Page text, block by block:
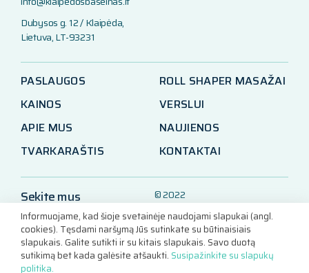
Dubysos g. 12 / Klaipėda,
Lietuva, LT-93231
PASLAUGOS
KAINOS
APIE MUS
TVARKARAŠTIS
ROLL SHAPER MASAŽAI
VERSLUI
NAUJIENOS
KONTAKTAI
Sekite mus
LinkedIn
Facebook
Instagram
© 2022
Klaipėdos baseinas
Informuojame, kad šioje svetainėje naudojami slapukai (angl.
cookies). Tęsdami naršymą Jūs sutinkate su būtinaisiais
slapukais. Galite sutikti ir su kitais slapukais. Savo duotą
sutikimą bet kada galėsite atšaukti. Susipažinkite su slapukų
politika.